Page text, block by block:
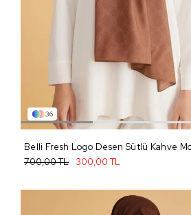
36
300,00 TL
700,00 TL